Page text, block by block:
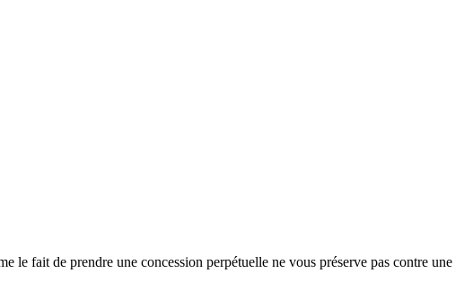
le fait de prendre une concession perpétuelle ne vous préserve pas contre une